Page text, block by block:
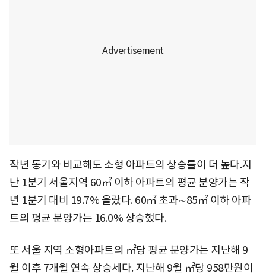
작년 동기와 비교해도 소형 아파트의 상승률이 더 높다.지
난 1분기 서울지역 60㎡ 이하 아파트의 평균 분양가는 작
년 1분기 대비 19.7% 올랐다. 60㎡ 초과∼85㎡ 이하 아파
트의 평균 분양가는 16.0% 상승했다.
또 서울 지역 소형아파트의 ㎡당 평균 분양가는 지난해 9
월 이후 7개월 연속 상승세다. 지난해 9월 ㎡당 958만원이